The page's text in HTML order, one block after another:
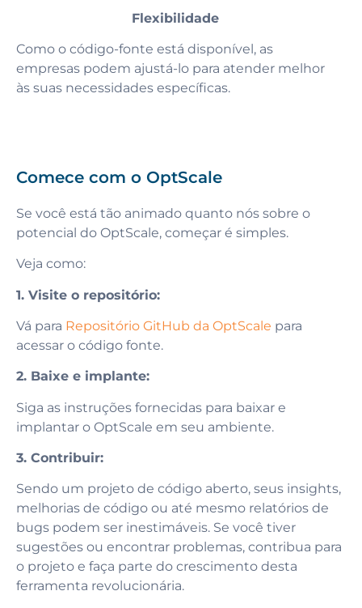
Flexibilidade
Como o código-fonte está disponível, as
empresas podem ajustá-lo para atender melhor
às suas necessidades específicas.
Comece com o OptScale
Se você está tão animado quanto nós sobre o
potencial do OptScale, começar é simples.
Veja como:
1. Visite o repositório:
Vá para Repositório GitHub da OptScale para
acessar o código fonte.
2. Baixe e implante:
Siga as instruções fornecidas para baixar e
implantar o OptScale em seu ambiente.
3. Contribuir:
Sendo um projeto de código aberto, seus insights,
melhorias de código ou até mesmo relatórios de
bugs podem ser inestimáveis. Se você tiver
sugestões ou encontrar problemas, contribua para
o projeto e faça parte do crescimento desta
ferramenta revolucionária.